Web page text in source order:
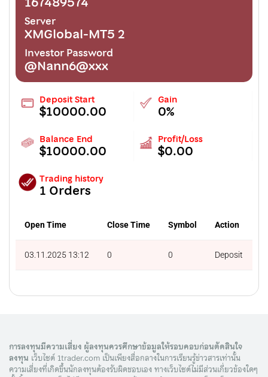
Server
XMGlobal-MT5 2
Investor Password
@Nann6@xxx
Deposit Start
$10000.00
Gain
0%
Balance End
$10000.00
Profit/Loss
$0.00
Trading history
1 Orders
Open Time Close Time Symbol Action
03.11.2025 13:12 0 0 Deposit
การลงทุนมีความเสี่ยง ผู้ลงทุนควรศึกษาข้อมูลให้รอบคอบก่อนตัดสินใจ
ลงทุน เว็บไซต์ 1trader.com เป็นเพียงสื่อกลางในการเรียนรู้ข่าวสารเท่านั้น
ความเสี่ยงที่เกิดขึ้นนักลงทุนต้องรับผิดชอบเอง ทางเว็บไซต์ไม่มีส่วนเกี่ยวข้องใดๆ